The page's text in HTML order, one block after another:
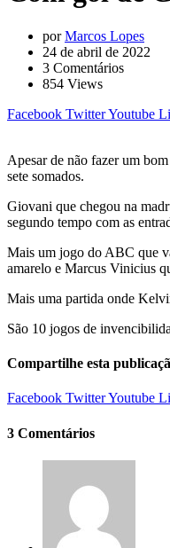
porMarcos Lopes
24 de abril de 2022
3 Comentários
854 Views
Facebook TwitterYoutube
Apesar de não fazer um
sete somados.
Giovani que chegou na
segundo tempo com as
Mais um jogo do ABC que
amarelo e Marcus Vinicius
Mais uma partida onde
São 10 jogos de
Compartilhe esta
Facebook TwitterYoutube
3 Comentários